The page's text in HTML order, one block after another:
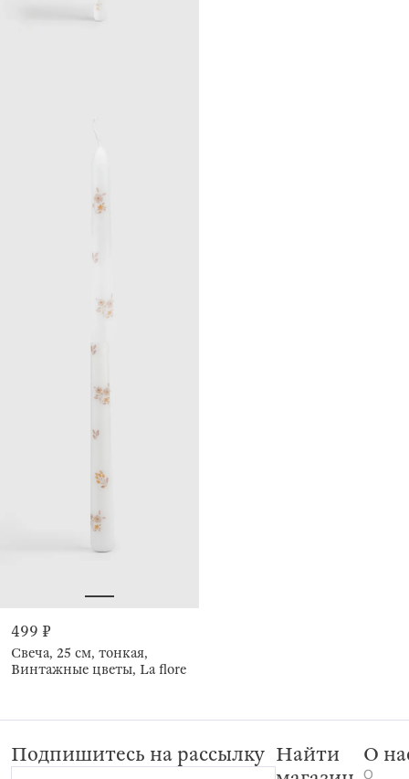
499 ₽
Свеча, 25 см, тонкая,
Винтажные цветы, La flore
Подпишитесь на рассылку Найти
О